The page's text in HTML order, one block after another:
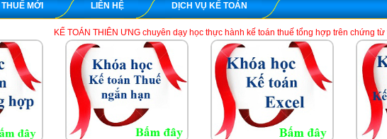
MỚI LIÊN HỆ DỊCH VỤ KẾ TOÁN
TOÁN THIÊN ƯNG chuyên dạy học thực hành kế toán thuế tổng hợp trên chứng từ thực tế và
HCM